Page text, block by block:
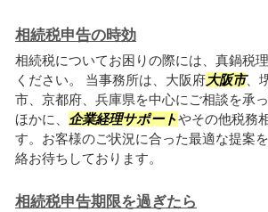
相続税申告の時効
相続税についてお困りの際には、真鍋税
ください。 当事務所は、大阪府大阪市、
市、京都府、兵庫県を中心にご相談を承
ほかに、 企業経理サポートやその他税務
す。お客様のご状況に合った最適な提案
絡お待ちしております。
相続税申告期限を過ぎたら